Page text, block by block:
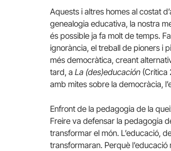
Aquests i altres homes al costat
genealogia educativa, la nostra
és possible ja fa molt de temps.
ignorància, el treball de pioners i
més democràtica, creant
tard, a La (des)educación (Crítica
amb mites sobre la democràcia,
Enfront de la pedagogia de la
Freire va defensar la pedagogia
transformar el món. L’educació,
transformaran. Perquè